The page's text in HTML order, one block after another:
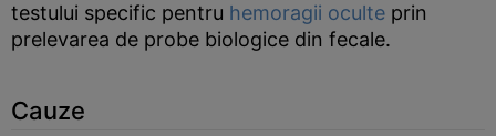
testului specific pentru hemoragii oculte prin
prelevarea de probe biologice din fecale.
Cauze